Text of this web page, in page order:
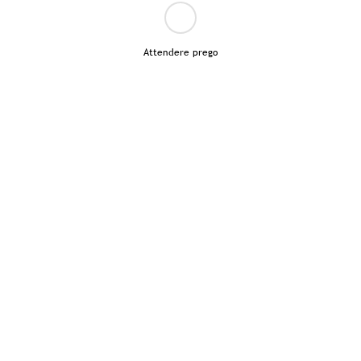
Attendere prego